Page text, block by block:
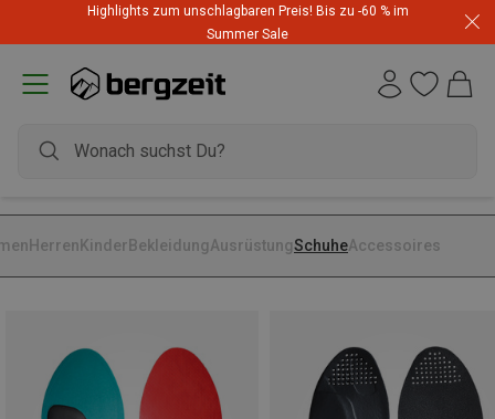
Highlights zum unschlagbaren Preis! Bis zu -60 % im
Summer Sale
Herren Kinder BekleidungAusrüstungSchuheAccessoires